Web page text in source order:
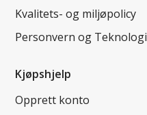
Kvalitets- og miljøpolicy
Personvern og Teknologi
Kjøpshjelp
Opprett konto